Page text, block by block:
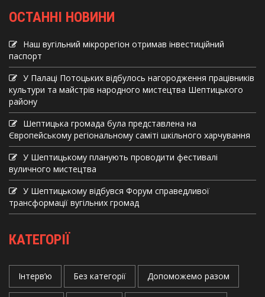
ОСТАННІ НОВИНИ
Наш вугільний мікрорегіон отримав інвеcтиційний
паспорт
У Палаці Потоцьких відбулось нагородження працівників
культури та майстрів народного мистецтва Шептицького
району
Шептицька громада була представлена на
Європейському регіональному саміті шкільного харчування
У Шептицькому планують проводити фестивалі
вуличного мистецтва
У Шептицькому відбувся Форум справедливої
трансформації вугільних громад
КАТЕГОРІЇ
Інтерв’ю Без категорії Допоможемо разом